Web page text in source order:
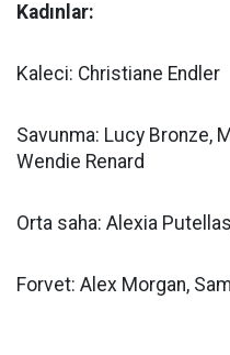
Kadınlar:
Kaleci: Christiane Endler
Savunma: Lucy Bronze,
Wendie Renard
Orta saha: Alexia
Forvet: Alex Morgan,